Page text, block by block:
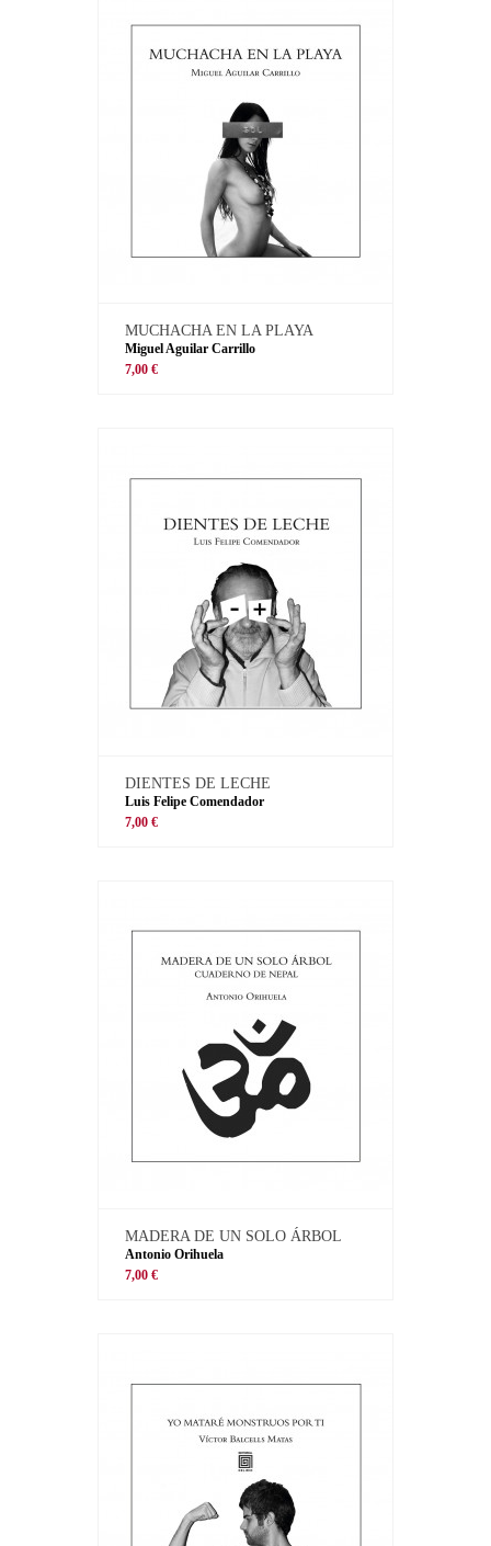
MUCHACHA EN LA PLAYA
Miguel Aguilar Carrillo
7,00 €
DIENTES DE LECHE
Luis Felipe Comendador
7,00 €
MADERA DE UN SOLO ÁRBOL
Antonio Orihuela
7,00 €